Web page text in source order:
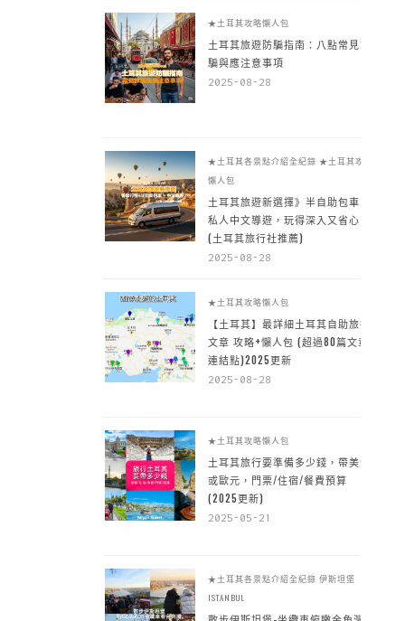
★土耳其攻略懶人包
土耳其旅遊防騙指南：八點常見詐
騙與應注意事項
2025-08-28
★土耳其各景點介紹全紀錄 ★土耳其攻略
懶人包
土耳其旅遊新選擇》半自助包車 +
私人中文導遊，玩得深入又省心
(土耳其旅行社推薦)
2025-08-28
★土耳其攻略懶人包
【土耳其】最詳細土耳其自助旅行
文章 攻略+懶人包 (超過80篇文章~
連結點)2025更新
2025-08-28
★土耳其攻略懶人包
土耳其旅行要準備多少錢，帶美金
或歐元，門票/住宿/餐費預算
(2025更新)
2025-05-21
★土耳其各景點介紹全紀錄 伊斯坦堡
ISTANBUL